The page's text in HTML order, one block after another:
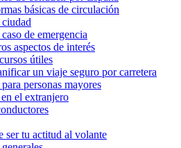
básicas de circulación
de emergencia
aspectos de interés
útiles
un viaje seguro por carretera
personas mayores
el extranjero
ser tu actitud al volante